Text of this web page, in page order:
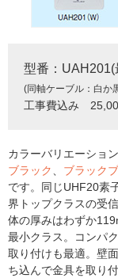
型番：UAH201(
(同軸ケーブル：白か
工事費込み
カラーバリエーショ
ブラック
ブラック
です。同じUHF20素
界トップクラスの受
体の厚みはわずか
最小クラス。コンパ
取り付けも最適。壁
ち込んで金具を取り